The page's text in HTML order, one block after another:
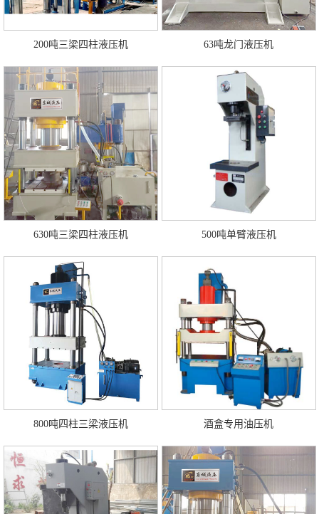
200吨三梁四柱液压机 63吨龙门液压机
630吨三梁四柱液压机 500吨单臂液压机
800吨四柱三梁液压机 酒盒专用油压机